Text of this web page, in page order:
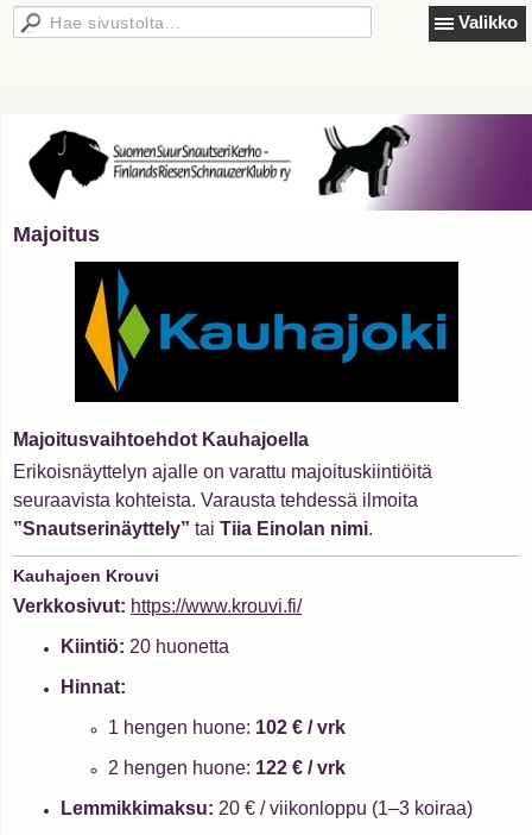
Valikko
Majoitus
Majoitusvaihtoehdot Kauhajoella
Erikoisnäyttelyn ajalle on varattu majoituskiintiöitä
seuraavista kohteista. Varausta tehdessä ilmoita
”Snautserinäyttely” tai Tiia Einolan nimi.
Kauhajoen Krouvi
Verkkosivut: https://www.krouvi.fi/
Kiintiö: 20 huonetta
Hinnat:
1 hengen huone: 102 € / vrk
2 hengen huone: 122 € / vrk
Lemmikkimaksu: 20 € / viikonloppu (1–3 koiraa)